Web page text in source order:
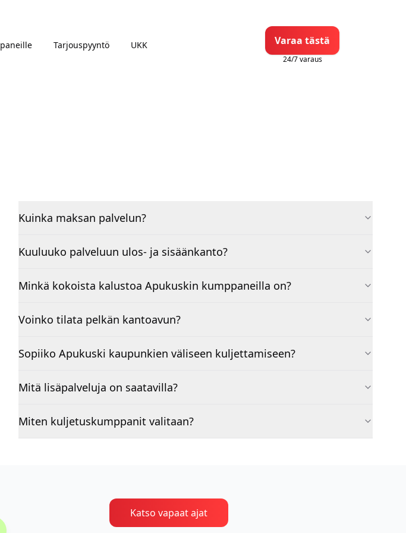
Tarjouspyyntö UKK Varaa tästä
24/7 varaus
Kuinka maksan palvelun?
Kuuluuko palveluun ulos- ja sisäänkanto?
Minkä kokoista kalustoa Apukuskin kumppaneilla on?
Voinko tilata pelkän kantoavun?
Sopiiko Apukuski kaupunkien väliseen kuljettamiseen?
Mitä lisäpalveluja on saatavilla?
Miten kuljetuskumppanit valitaan?
Katso vapaat ajat